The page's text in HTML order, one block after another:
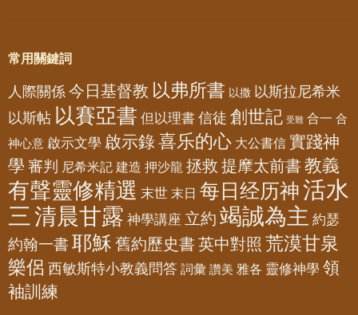
常用關鍵詞
人際關係 今日基督教 以弗所書 以撒 以斯拉尼希米
以斯帖 以賽亞書 但以理書 信徒 創世記 受難 合一 合
神心意 啟示文學 啟示錄喜乐的心 大公書信 實踐神
學 審判 尼希米記 建造 押沙龍 拯救 提摩太前書 教義
有聲靈修精選 末世 末日 每日经历神活水
三 清晨甘露 神學講座 立約 竭誠為主 約瑟
約翰一書耶穌 舊約歷史書 英中對照 荒漠甘泉
樂侶 西敏斯特小教義問答 詞彙 讚美 雅各 靈修神學 領
袖訓練